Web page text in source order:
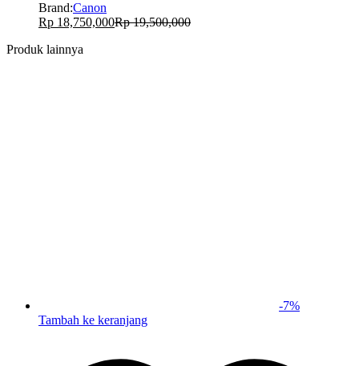
Brand:Canon
Rp 18,750,000Rp19,500,000
Produk lainnya
-7%
Tambah ke keranjang